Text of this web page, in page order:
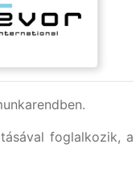
foglalkozik, a